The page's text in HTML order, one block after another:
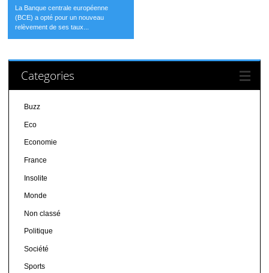
La Banque centrale européenne
(BCE) a opté pour un nouveau
relèvement de ses taux...
Categories
Buzz
Eco
Economie
France
Insolite
Monde
Non classé
Politique
Société
Sports